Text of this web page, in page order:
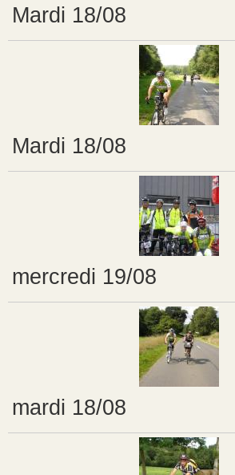
Mardi 18/08
Mardi 18/08
mercredi 19/08
mardi 18/08